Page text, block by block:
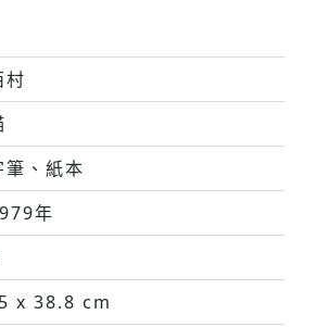
村
筆、紙本
年
x 38.8 cm